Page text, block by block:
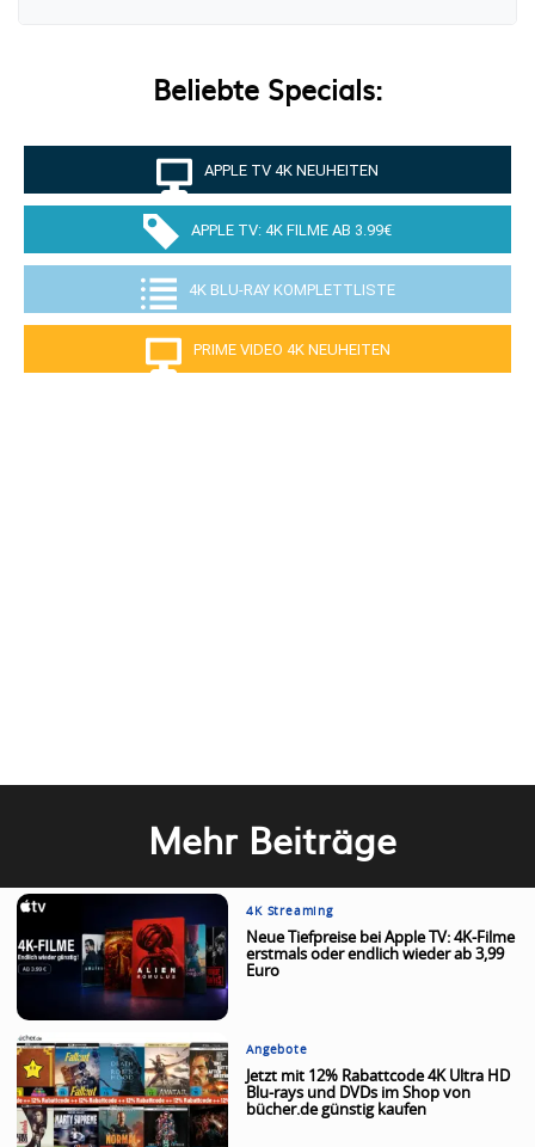
Beliebte Specials:
APPLE TV 4K NEUHEITEN
APPLE TV: 4K FILME AB 3.99€
4K BLU-RAY KOMPLETTLISTE
PRIME VIDEO 4K NEUHEITEN
Mehr Beiträge
4K Streaming
Neue Tiefpreise bei Apple TV: 4K-Filme
erstmals oder endlich wieder ab 3,99
Euro
Angebote
Jetzt mit 12% Rabattcode 4K Ultra HD
Blu-rays und DVDs im Shop von
bücher.de günstig kaufen